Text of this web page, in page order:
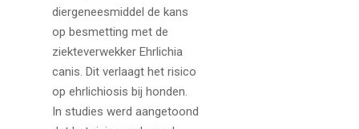
diergeneesmiddel de kans
op besmetting met de
ziekteverwekker Ehrlichia
canis. Dit verlaagt het risico
op ehrlichiosis bij honden.
In studies werd aangetoond